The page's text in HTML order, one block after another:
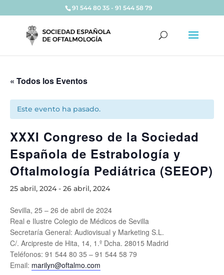
91 544 80 35 - 91 544 58 79
« Todos los Eventos
Este evento ha pasado.
XXXI Congreso de la Sociedad
Española de Estrabología y
Oftalmología Pediátrica (SEEOP)
25 abril, 2024 - 26 abril, 2024
Sevilla, 25 – 26 de abril de 2024
Real e Ilustre Colegio de Médicos de Sevilla
Secretaría General: Audiovisual y Marketing S.L.
C/. Arcipreste de Hita, 14, 1.º Dcha. 28015 Madrid
Teléfonos: 91 544 80 35 – 91 544 58 79
Email: marilyn@oftalmo.com